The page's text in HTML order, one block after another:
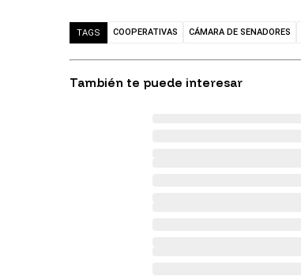
TAGS COOPERATIVAS CÁMARA DE SENADORES
También te puede interesar